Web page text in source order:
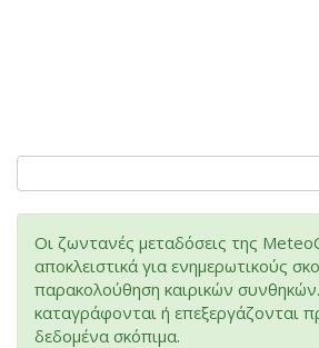
Οι ζωντανές μεταδόσεις της
αποκλειστικά για ενημερωτικούς
παρακολούθηση καιρικών
καταγράφονται ή επεξεργάζονται
δεδομένα σκόπιμα.